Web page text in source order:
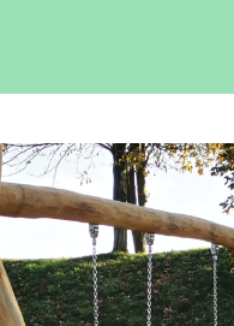
Suchen
Eintragen
App